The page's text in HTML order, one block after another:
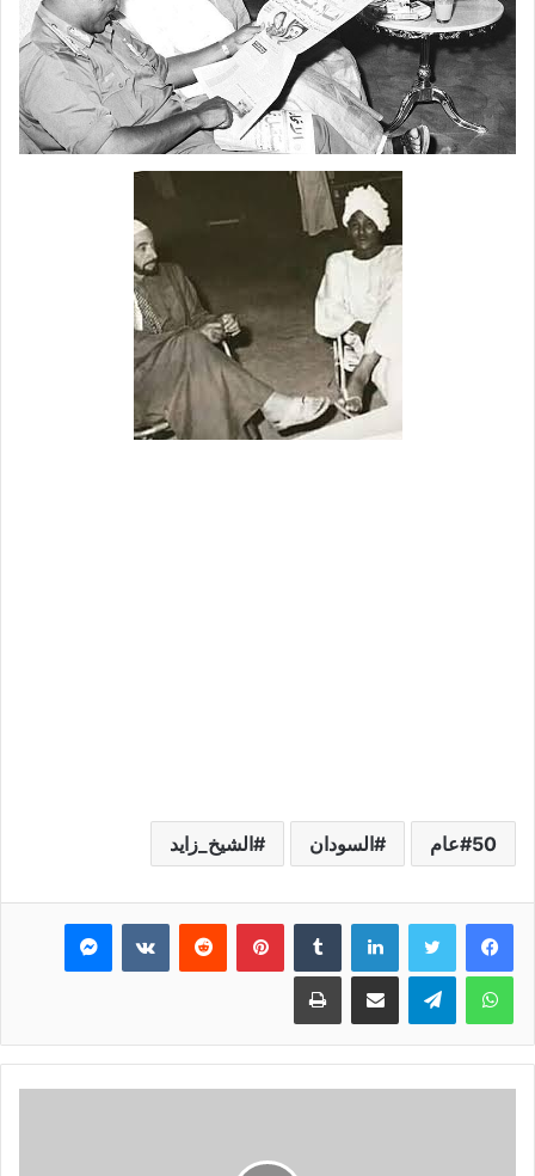
50عام السودان الشيخ_زايد
فيسبوك تويتر لينكدإن بينتيريست ماسنجر
واتساب تيلقرام مشاركة عبر البريد طباعة